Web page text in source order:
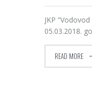
JKP
05.03.2018.
READ MORE